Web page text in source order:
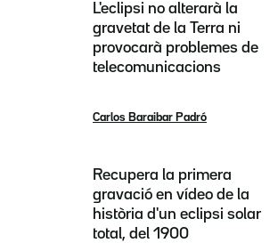
L'eclipsi no alterarà la
gravetat de la Terra ni
provocarà problemes de
telecomunicacions
Carlos Baraibar Padró
Recupera la primera
gravació en vídeo de la
història d'un eclipsi solar
total, del 1900